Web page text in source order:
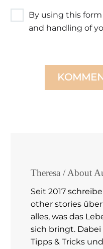
By using this
and handling of
Theresa / About
Seit 2017
other stories
alles, was das
sich bringt.
Tipps & Tricks